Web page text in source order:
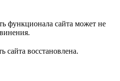
функционала сайта может не
сайта восстановлена.